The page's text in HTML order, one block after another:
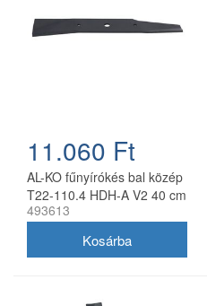
11.060 Ft
AL-KO fűnyírókés bal közép
T22-110.4 HDH-A V2 40 cm
493613